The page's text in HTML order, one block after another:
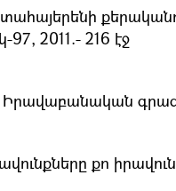
2011.- 216 էջ
Իրավաբանական
քո